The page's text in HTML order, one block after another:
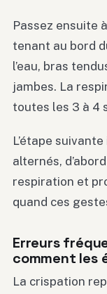
Passez ensuite
tenant au bord
l’eau, bras
jambes. La
toutes les 3 à 4
L’étape
alternés,
respiration et
quand ces
Erreurs
comment les
La crispation